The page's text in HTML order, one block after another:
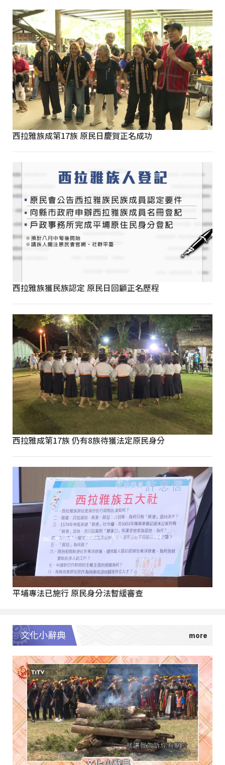
西拉雅族成第17族 原民日慶賀正名成功
西拉雅族獲民族認定 原民日回顧正名歷程
西拉雅成第17族 仍有8族待獲法定原民身分
平埔專法已施行 原民身分法暫緩審查
文化小辭典